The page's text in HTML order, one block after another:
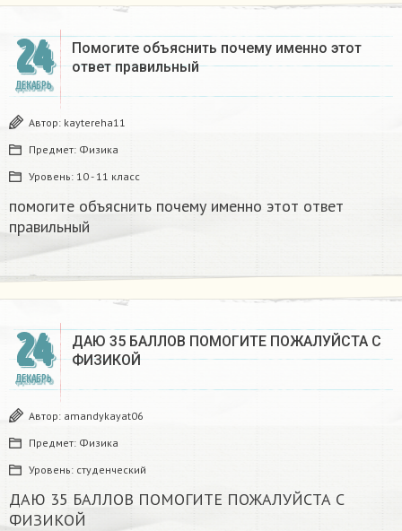
24
ДЕКАБРЬ
Помогите объяснить почему именно этот
ответ правильный
Автор: kaytereha11
Предмет: Физика
Уровень: 10 - 11 класс
помогите объяснить почему именно этот ответ
правильный
24
ДЕКАБРЬ
ДАЮ 35 БАЛЛОВ ПОМОГИТЕ ПОЖАЛУЙСТА С
ФИЗИКОЙ
Автор: amandykayat06
Предмет: Физика
Уровень: студенческий
ДАЮ 35 БАЛЛОВ ПОМОГИТЕ ПОЖАЛУЙСТА С
ФИЗИКОЙ